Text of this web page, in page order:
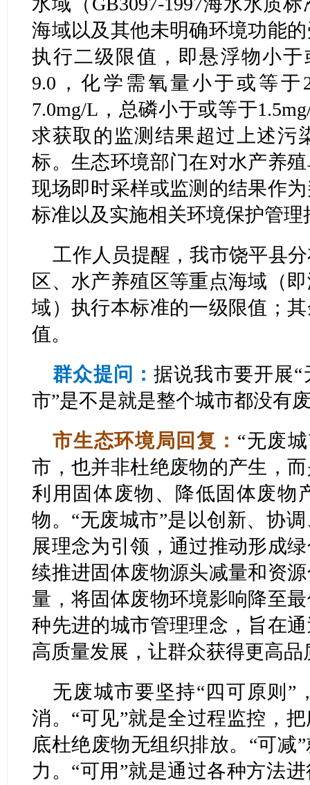
海域以及其他未明确环境功能
执行二级限值，即悬浮物小于
9.0，化学需氧量小于或等于
7.0mg/L，总磷小于或等于
求获取的监测结果超过上述污
标。生态环境部门在对水产养
现场即时采样或监测的结果作
标准以及实施相关环境保护管理
工作人员提醒，我市饶平县
区、水产养殖区等重点海域（
域）执行本标准的一级限值；
值。
群众提问： 据说我市要开展
市”是不是就是整个城市都没有
市生态环境局回复： “无废
市，也并非杜绝废物的产生，
利用固体废物、降低固体废物
物。“无废城市”是以创新、协
展理念为引领，通过推动形成
续推进固体废物源头减量和资
量，将固体废物环境影响降至
种先进的城市管理理念，旨在
高质量发展，让群众获得更高
无废城市要坚持“四可原则”
消。“可见”就是全过程监控，
底杜绝废物无组织排放。“可减
力。“可用”就是通过各种方法